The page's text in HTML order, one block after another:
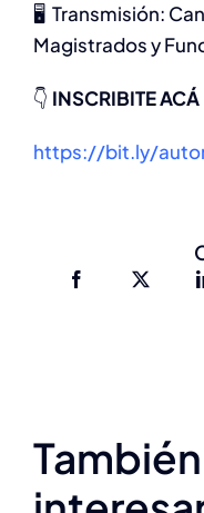
🖥️ Transmisión:
Magistrados y
👇 INSCRIBITE ACÁ
https://bit.ly/